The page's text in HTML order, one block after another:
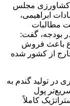
کشاورزی مجلس
ابراهیمی،
مطالبات
اعتبار 550 همتی در بودجه، گفت:
باعث فروش
از کشور شده
در تولید گندم به
پول
کاملاً